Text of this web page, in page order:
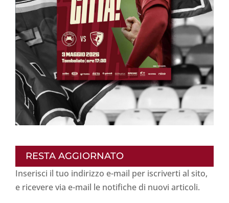
RESTA AGGIORNATO
Inserisci il tuo indirizzo e-mail per iscriverti al sito,
e ricevere via e-mail le notifiche di nuovi articoli.